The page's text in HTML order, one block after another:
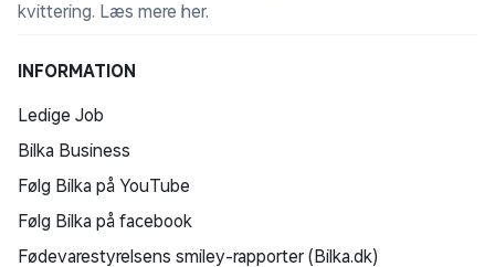
kvittering. Læs mere her.
INFORMATION
Ledige Job
Bilka Business
Følg Bilka på YouTube
Følg Bilka på facebook
Fødevarestyrelsens smiley-rapporter (Bilka.dk)